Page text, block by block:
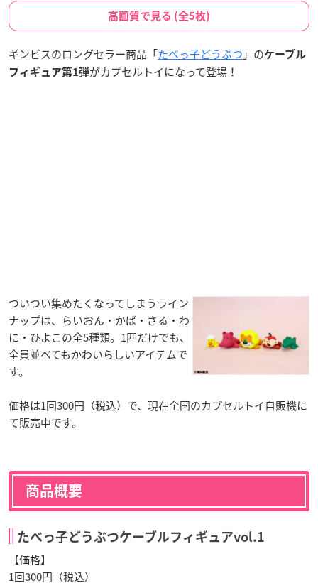
高画質で見る (全5枚)
ギンビスのロングセラー商品「たべっ子どうぶつ 」のケーブル
フィギュア第1弾がカプセルトイになって登場！
ついつい集めたくなってしまうライン
ナップは、らいおん・かば・さる・わ
に・ひよこの全5種類。1匹だけでも、
全員並べてもかわいらしいアイテムで
す。
価格は1回300円（税込）で、現在全国のカプセルトイ自販機に
て販売中です。
商品概要
たべっ子どうぶつケーブルフィギュアvol.1
【価格】
1回300円（税込）